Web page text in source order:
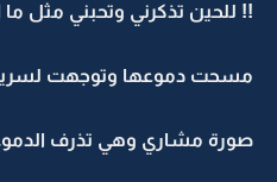
!! للحين تذكرني وتحبني مثل ما
مسحت دموعها وتوجهت
صورة مشاري وهي تذرف